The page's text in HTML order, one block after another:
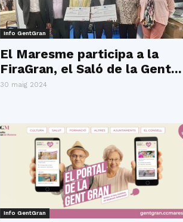
Info GentGran
El Maresme participa a la
FiraGran, el Saló de la Gent...
30 maig 2024
Info GentGran